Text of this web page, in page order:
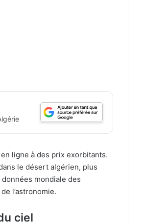
ligne à des prix exorbitants.
le désert algérien, plus
mondiale des
l’astronomie.
ciel